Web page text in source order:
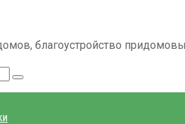
благоустройство